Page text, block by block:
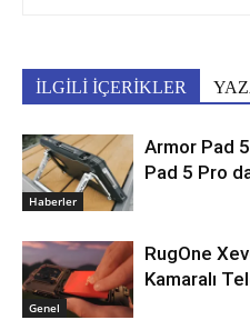
İLGİLİ İÇERİKLER
Haberler
Armor Pad
Pad 5 Pro
Genel
RugOne
Kamaralı